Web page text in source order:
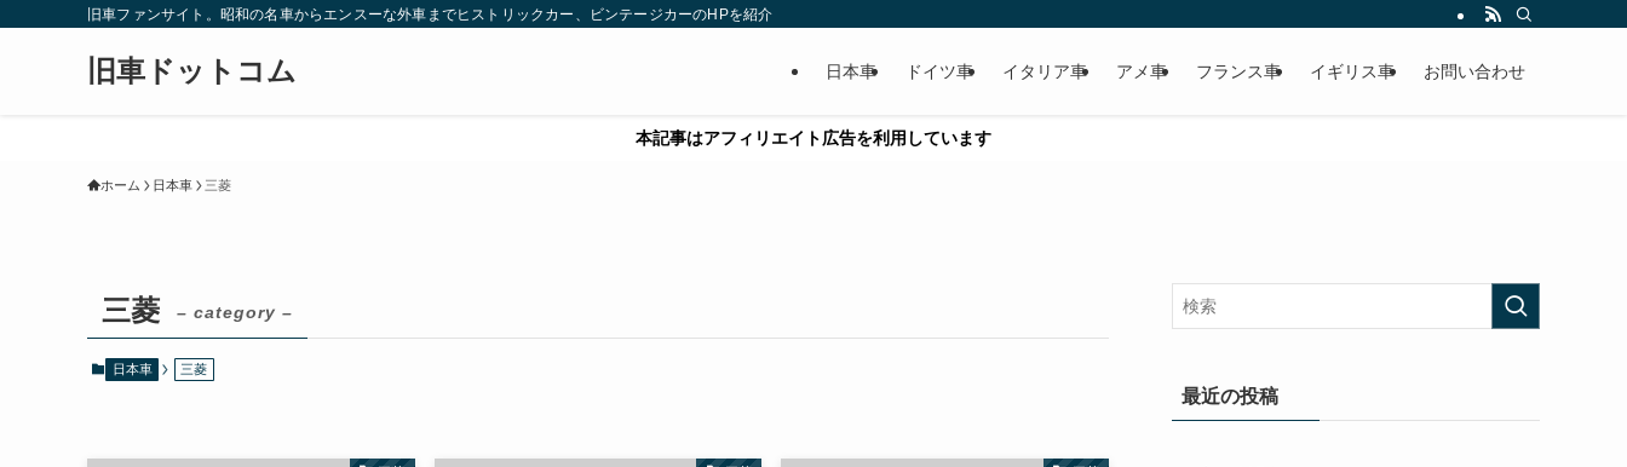
旧車ファンサイト。昭和の名車からエンスーな外車までヒストリックカー、ビンテージカーのHPを紹介
旧車ドットコム 日本車 ドイツ車 イタリア車 アメ車 フランス車 イギリス車 お問い合わせ
本記事はアフィリエイト広告を利用しています
ホーム 日本車 三菱
三菱 – category –
日本車 三菱
最近の投稿